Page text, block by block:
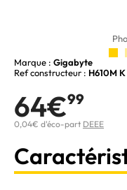
Marque : Gigabyte
Ref constructeur : H610M
64€99
0,04€ d'éco-part DEEE